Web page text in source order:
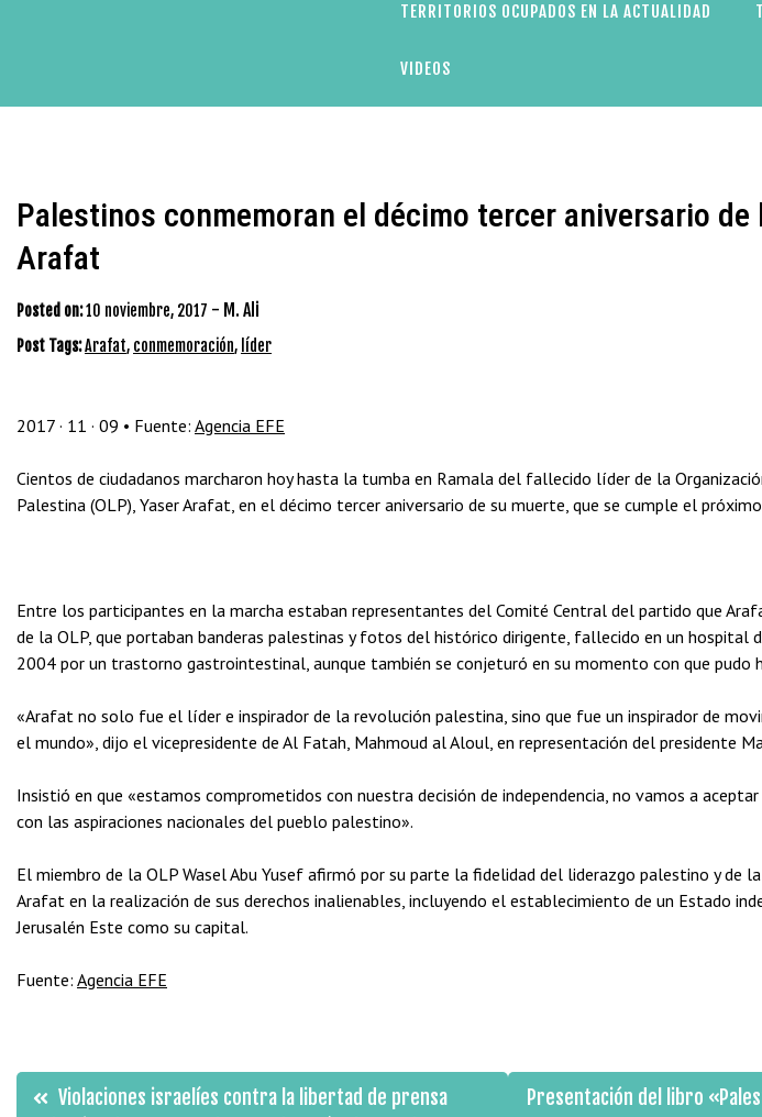
TERRITORIOS OCUPADOS EN LA ACTUALIDAD
VIDEOS
Palestinos conmemoran el décimo tercer aniversario de
Arafat
Posted on:10 noviembre, 2017 - M. Ali
Post Tags:Arafat, conmemoración, líder
2017 · 11 · 09 • Fuente: Agencia EFE
Cientos de ciudadanos marcharon hoy hasta la tumba en Ramala del fallecido líder de la
Palestina (OLP), Yaser Arafat, en el décimo tercer aniversario de su muerte, que se cumple el
Entre los participantes en la marcha estaban representantes del Comité Central del partido que
de la OLP, que portaban banderas palestinas y fotos del histórico dirigente, fallecido en un hospital
2004 por un trastorno gastrointestinal, aunque también se conjeturó en su momento con que pudo
«Arafat no solo fue el líder e inspirador de la revolución palestina, sino que fue un inspirador de
el mundo», dijo el vicepresidente de Al Fatah, Mahmoud al Aloul, en representación del presidente
Insistió en que «estamos comprometidos con nuestra decisión de independencia, no vamos a
con las aspiraciones nacionales del pueblo palestino».
El miembro de la OLP Wasel Abu Yusef afirmó por su parte la fidelidad del liderazgo palestino y de
Arafat en la realización de sus derechos inalienables, incluyendo el establecimiento de un Estado
Jerusalén Este como su capital.
Fuente: Agencia EFE
Navegación
Violaciones israelíes contra la libertad de prensa
Presentación del libro